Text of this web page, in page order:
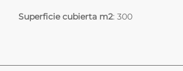
Superficie cubierta m2: 300